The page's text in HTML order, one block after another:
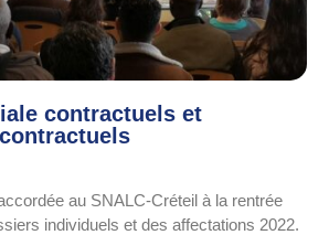
contractuels et
au SNALC-Créteil à la rentrée
individuels et des affectations 2022.